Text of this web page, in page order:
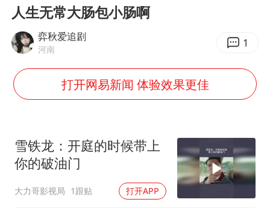
出口禁令驱动有色板块大涨
国防部：中国军队坚决反制任何闹海挑衅图谋
国乒男单横滨冠军赛全军覆没
“新疆阿勒泰八月能滑雪”不实
日本试射“战斧”导弹，国防部回应
胡彦斌韩磊 谁帮谁
人生无常大肠包小肠啊
弈秋爱追剧
河南 1
打开网易新闻 体验效果更佳
雪铁龙：开庭的时候带上
你的破油门
大力哥影视局 1跟贴 打开APP